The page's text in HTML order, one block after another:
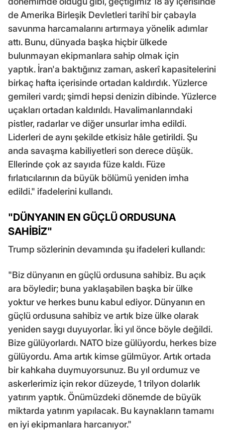
de Amerika Birleşik Devletleri tarihî bir çabayla
savunma harcamalarını artırmaya yönelik adımlar
attı. Bunu, dünyada başka hiçbir ülkede
bulunmayan ekipmanlara sahip olmak için
yaptık. İran'a baktığınız zaman, askerî kapasitelerini
birkaç hafta içerisinde ortadan kaldırdık. Yüzlerce
gemileri vardı; şimdi hepsi denizin dibinde. Yüzlerce
uçakları ortadan kaldırıldı. Havalimanlarındaki
pistler, radarlar ve diğer unsurlar imha edildi.
Liderleri de aynı şekilde etkisiz hâle getirildi. Şu
anda savaşma kabiliyetleri son derece düşük.
Ellerinde çok az sayıda füze kaldı. Füze
fırlatıcılarının da büyük bölümü yeniden imha
edildi." ifadelerini kullandı.
"DÜNYANIN EN GÜÇLÜ ORDUSUNA
SAHİBİZ"
Trump sözlerinin devamında şu ifadeleri kullandı:
"Biz dünyanın en güçlü ordusuna sahibiz. Bu açık
ara böyledir; buna yaklaşabilen başka bir ülke
yoktur ve herkes bunu kabul ediyor. Dünyanın en
güçlü ordusuna sahibiz ve artık bize ülke olarak
yeniden saygı duyuyorlar. İki yıl önce böyle değildi.
Bize gülüyorlardı. NATO bize gülüyordu, herkes bize
gülüyordu. Ama artık kimse gülmüyor. Artık ortada
bir kahkaha duymuyorsunuz. Bu yıl ordumuz ve
askerlerimiz için rekor düzeyde, 1 trilyon dolarlık
yatırım yaptık. Önümüzdeki dönemde de büyük
miktarda yatırım yapılacak. Bu kaynakların tamamı
en iyi ekipmanlara harcanıyor."